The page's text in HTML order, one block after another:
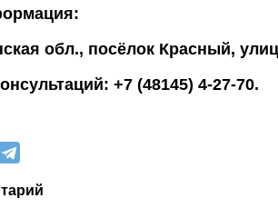
обл., посёлок Красный,
+7 (48145) 4-27-70.